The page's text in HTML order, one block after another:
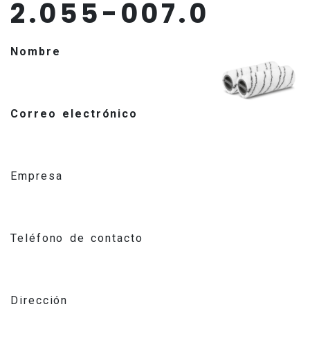
2.055-007.0
Nombre
Correo electrónico
Empresa
Teléfono de contacto
Dirección